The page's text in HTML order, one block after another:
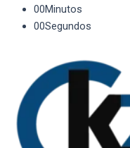
00Minutos
00Segundos